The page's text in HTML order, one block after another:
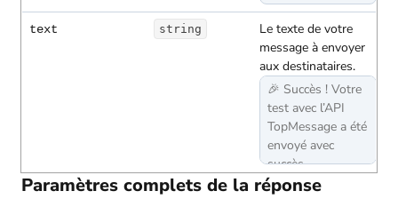
text string
Le texte de votre
message à envoyer
aux destinataires.
🎉 Succès ! Votre
test avec l’API
TopMessage a été
envoyé avec
succès.
Paramètres complets de la réponse